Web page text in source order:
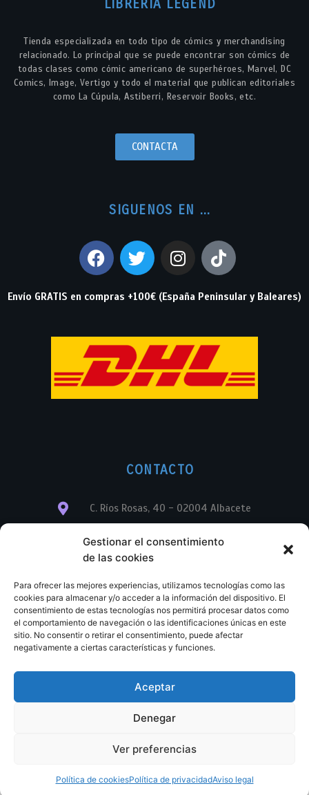
Gestionar el consentimiento
de las cookies
Para ofrecer las mejores experiencias, utilizamos tecnologías como las
cookies para almacenar y/o acceder a la información del dispositivo. El
consentimiento de estas tecnologías nos permitirá procesar datos como
el comportamiento de navegación o las identificaciones únicas en este
sitio. No consentir o retirar el consentimiento, puede afectar
negativamente a ciertas características y funciones.
Aceptar
Denegar
Ver preferencias
Política de cookiesPolítica de privacidadAviso legal
LIBRERÍA LEGEND
Tienda especializada en todo tipo de cómics y merchandising
relacionado. Lo principal que se puede encontrar son cómics de
todas clases como cómic americano de superhéroes, Marvel, DC
Comics, Image, Vertigo y todo el material que publican editoriales
como La Cúpula, Astiberri, Reservoir Books, etc.
CONTACTA
SIGUENOS EN ...
Envío GRATIS en compras +100€ (España Peninsular y Baleares)
CONTACTO
C. Ríos Rosas, 40 - 02004 Albacete
info@librerialegend.com
+34 600 875 604
+34 967 74 17 07
© Copyright – Libreria Legend – Web diseñada por